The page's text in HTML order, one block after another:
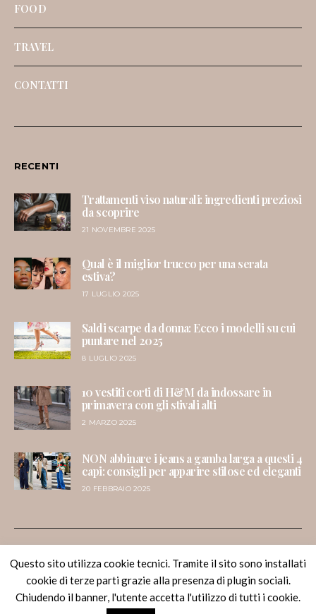
FOOD
TRAVEL
CONTATTI
RECENTI
Trattamenti viso naturali: ingredienti preziosi
da scoprire
21 NOVEMBRE 2025
Qual è il miglior trucco per una serata
estiva?
17 LUGLIO 2025
Saldi scarpe da donna: Ecco i modelli su cui
puntare nel 2025
8 LUGLIO 2025
10 vestiti corti di H&M da indossare in
primavera con gli stivali alti
2 MARZO 2025
NON abbinare i jeans a gamba larga a questi 4
capi: consigli per apparire stilose ed eleganti
20 FEBBRAIO 2025
Dressing & Toppings
Melania Migliozzi - Lifestyle Blogger
Questo sito utilizza cookie tecnici. Tramite il sito sono installati
cookie di terze parti grazie alla presenza di plugin sociali.
Chiudendo il banner, l'utente accetta l'utilizzo di tutti i cookie.